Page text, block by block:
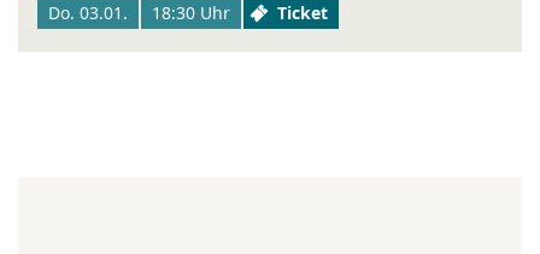
Do. 03.01. 18:30 Uhr Ticket